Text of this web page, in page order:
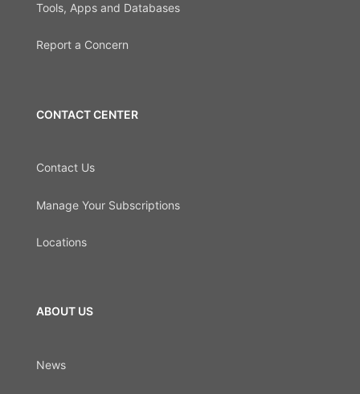
Tools, Apps and Databases
Report a Concern
CONTACT CENTER
Contact Us
Manage Your Subscriptions
Locations
ABOUT US
News